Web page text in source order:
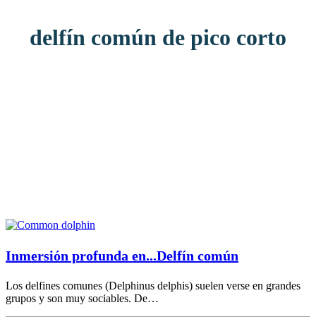
delfín común de pico corto
Inmersión profunda en...Delfín común
Los delfines comunes (Delphinus delphis) suelen verse en grandes
grupos y son muy sociables. De…